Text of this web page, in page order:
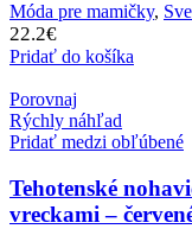
Móda pre mamičky,
22.2€
Pridať do košíka
Porovnaj
Rýchly náhľad
Pridať medzi obľúbené
Tehotenské
vreckami –